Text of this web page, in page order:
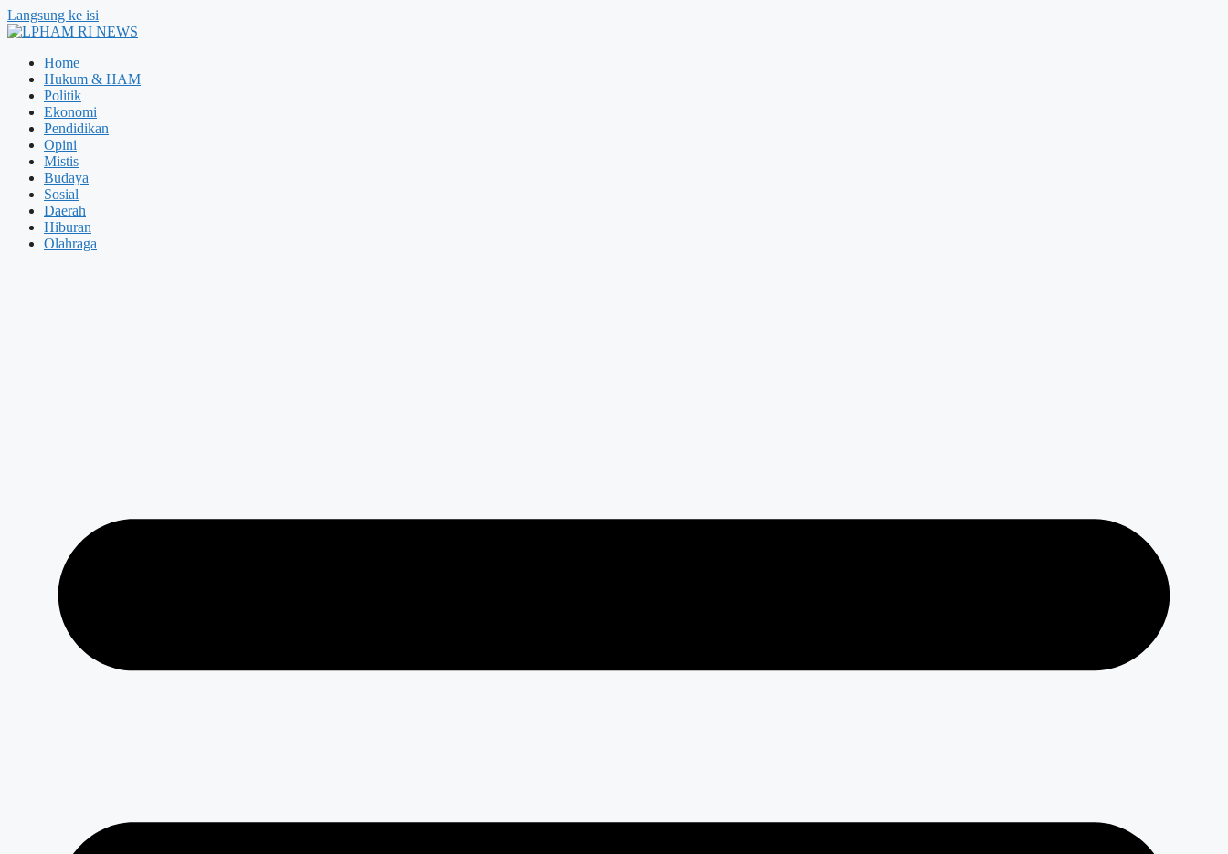
Langsung ke isi
Home
Hukum & HAM
Politik
Ekonomi
Pendidikan
Opini
Mistis
Budaya
Sosial
Daerah
Hiburan
Olahraga